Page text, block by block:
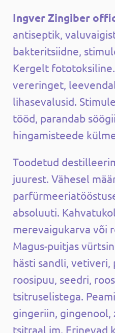
Ingver Zingiber
antiseptik,
bakteritsiidne,
Kergelt
vereringet,
lihasevalusid.
tööd, parandab
hingamisteede
Toodetud
juurest. Vähesel
absoluuti.
merevaigukarva või
Magus-puitjas
hästi sandli, vetiveri,
roosipuu, seedri,
tsitruselistega.
gingeriin, gingenool,
tsitraal jm. Erinevad